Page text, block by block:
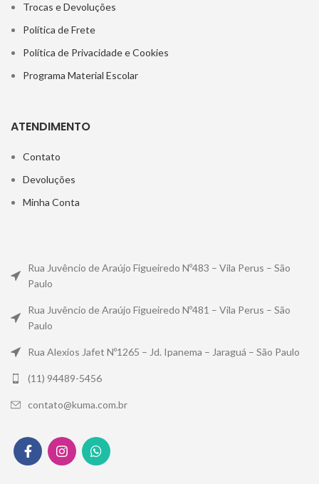
Trocas e Devoluções
Política de Frete
Política de Privacidade e Cookies
Programa Material Escolar
ATENDIMENTO
Contato
Devoluções
Minha Conta
Rua Juvêncio de Araújo Figueiredo Nº483 – Vila Perus – São
Paulo
Rua Juvêncio de Araújo Figueiredo Nº481 – Vila Perus – São
Paulo
Rua Alexios Jafet Nº1265 – Jd. Ipanema – Jaraguá – São Paulo
(11) 94489-5456
contato@kuma.com.br